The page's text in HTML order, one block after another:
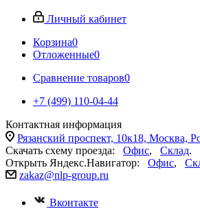
Личный кабинет
Корзина0
Отложенные0
Сравнение товаров0
+7 (499) 110-04-44
Контактная информация
Рязанский проспект, 10к18, Москва,
Скачать схему проезда: Офис, Склад.
Открыть Яндекс.Навигатор: Офис,
zakaz@nlp-group.ru
Вконтакте